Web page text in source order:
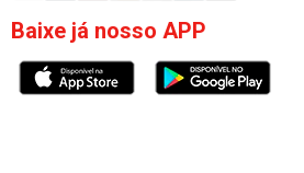
Baixe já nosso APP